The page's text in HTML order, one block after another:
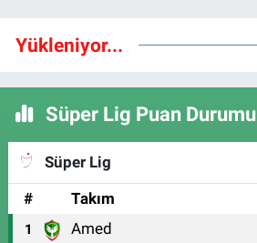
Yükleniyor...
Süper Lig Puan Durumu
Süper Lig
#
Takım
1 Amed